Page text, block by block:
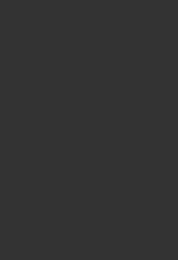
ング